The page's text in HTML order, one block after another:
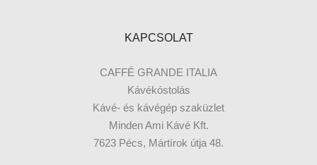
KAPCSOLAT
CAFFÉ GRANDE ITALIA
Kávékóstolás
Kávé- és kávégép szaküzlet
Minden Ami Kávé Kft.
7623 Pécs, Mártírok útja 48.